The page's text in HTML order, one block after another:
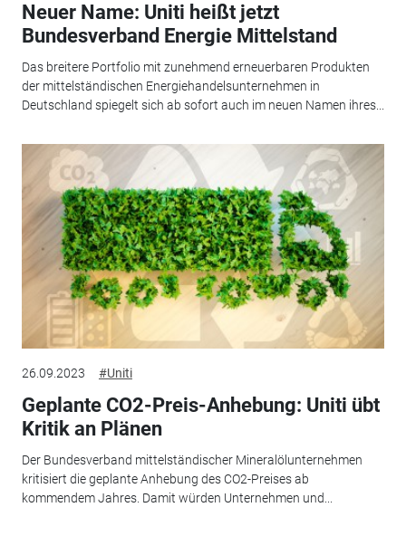
Neuer Name: Uniti heißt jetzt
Bundesverband Energie Mittelstand
Das breitere Portfolio mit zunehmend erneuerbaren Produkten
der mittelständischen Energiehandelsunternehmen in
Deutschland spiegelt sich ab sofort auch im neuen Namen ihres...
26.09.2023 #Uniti
Geplante CO2-Preis-Anhebung: Uniti übt
Kritik an Plänen
Der Bundesverband mittelständischer Mineralölunternehmen
kritisiert die geplante Anhebung des CO2-Preises ab
kommendem Jahres. Damit würden Unternehmen und...